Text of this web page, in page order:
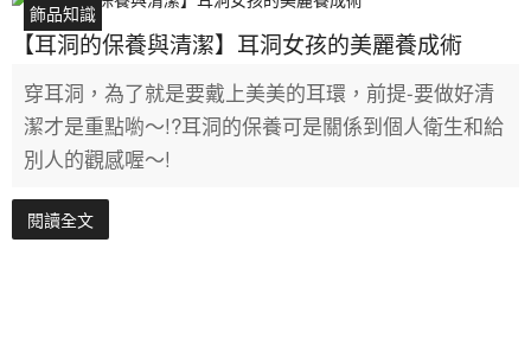
飾品知識
【耳洞的保養與清潔】耳洞女孩的美麗養成術
穿耳洞，為了就是要戴上美美的耳環，前提-要做好清
潔才是重點喲～!?耳洞的保養可是關係到個人衛生和給
別人的觀感喔～!
閱讀全文